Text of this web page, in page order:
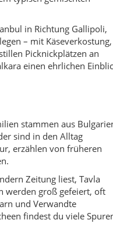
Zeitung liest, Tavla
werden groß gefeiert, oft
und Verwandte
findest du viele
und Feldwege rund um
und die
Produkte direkt von den
Egnatia entdecken.
goldene Töne auf den